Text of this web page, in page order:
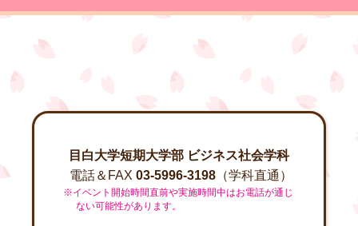
目白大学短期大学部 ビジネス社会学科
電話＆FAX 03-5996-3198（学科直通）
※イベント開始時間直前や実施時間中はお電話が通じ
ない可能性があります。